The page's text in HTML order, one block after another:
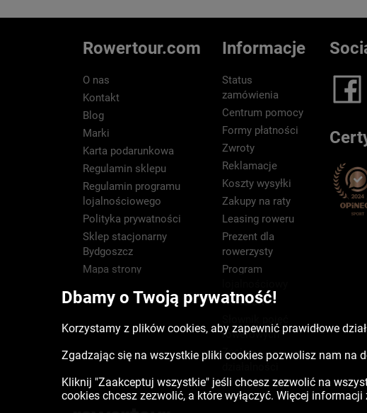
Rowertour.com
O nas
Kontakt
Blog
Marki
Karta podarunkowa
Regulamin sklepu
Regulamin programu
lojalnościowego
Polityka prywatności
Sklep stacjonarny
Bydgoszcz
Mapa strony
Informacje
Status
zamówienia
Centrum pomocy
Formy płatności
Zwroty
Reklamacje
Koszty wysyłki
Zakupy na raty
Leasing roweru
Prezent dla
rowerzysty
Program
Newsletter
rowerowych
Zasięg
Dbamy o Twoją prywatność!
Korzystamy z plików cookies, aby zapewnić prawidłowe
Zgadzając się na wszystkie pliki cookies pozwolisz nam na
Kliknij "Zaakceptuj wszystkie" jeśli chcesz zezwolić na
cookies chcesz zezwolić, a które wyłączyć. Więcej